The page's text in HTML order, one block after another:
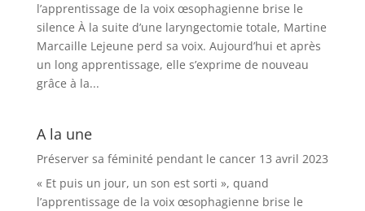
l’apprentissage de la voix œsophagienne brise le
silence À la suite d’une laryngectomie totale, Martine
Marcaille Lejeune perd sa voix. Aujourd’hui et après
un long apprentissage, elle s’exprime de nouveau
grâce à la...
A la une
Préserver sa féminité pendant le cancer 13 avril 2023
« Et puis un jour, un son est sorti », quand
l’apprentissage de la voix œsophagienne brise le